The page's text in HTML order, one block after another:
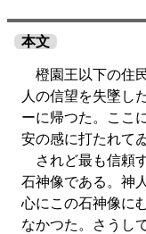
本文
橙園王以下の住
人の信望を失墜し
ーに帰つた。ここ
安の感に打たれて
されど最も信頼
石神像である。神
心にこの石神像に
なかつた。さうし